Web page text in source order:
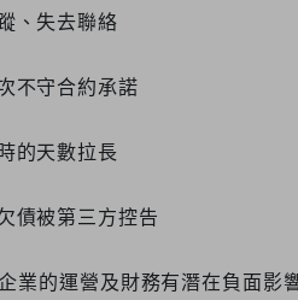
、失去聯絡
不守合約承諾
的天數拉長
債被第三方控告
業的運營及財務有潛在負面影